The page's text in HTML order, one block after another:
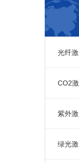
光纤
CO2
紫外
绿光